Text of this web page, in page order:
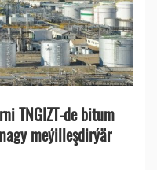
TNGIZT-de bitum
meýilleşdirýär